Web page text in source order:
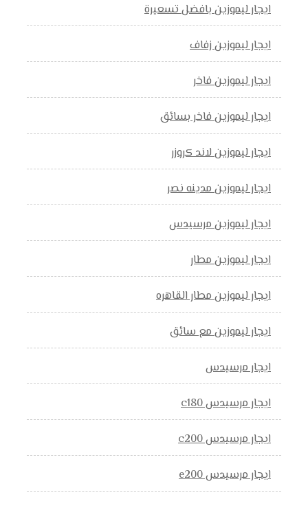
ايجار ليموزين بافضل تسعيرة
ايجار ليموزين زفاف
ايجار ليموزين فاخر
ايجار ليموزين فاخر بسائق
ايجار ليموزين لاند كروزر
ايجار ليموزين مدينه نصر
ايجار ليموزين مرسيدس
ايجار ليموزين مطار
ايجار ليموزين مطار القاهره
ايجار ليموزين مع سائق
ايجار مرسيدس
ايجار مرسيدس c180
ايجار مرسيدس c200
ايجار مرسيدس e200